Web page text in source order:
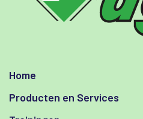
Home
Producten en Services